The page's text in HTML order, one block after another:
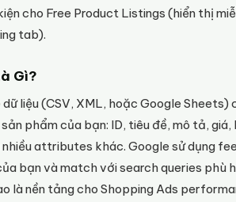
cho Free Product Listings (hiển thị
tab).
Gì?
liệu (CSV, XML, hoặc Google Sheets)
phẩm của bạn: ID, tiêu đề, mô tả, giá,
nhiều attributes khác. Google sử dụng
bạn và match với search queries phù
là nền tảng cho Shopping Ads